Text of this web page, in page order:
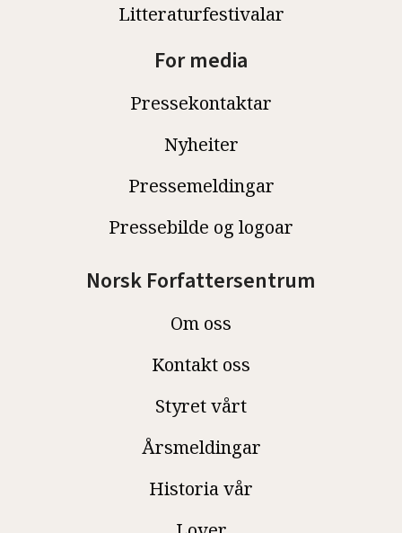
Litteraturfestivalar
For media
Pressekontaktar
Nyheiter
Pressemeldingar
Pressebilde og logoar
Norsk Forfattersentrum
Om oss
Kontakt oss
Styret vårt
Årsmeldingar
Historia vår